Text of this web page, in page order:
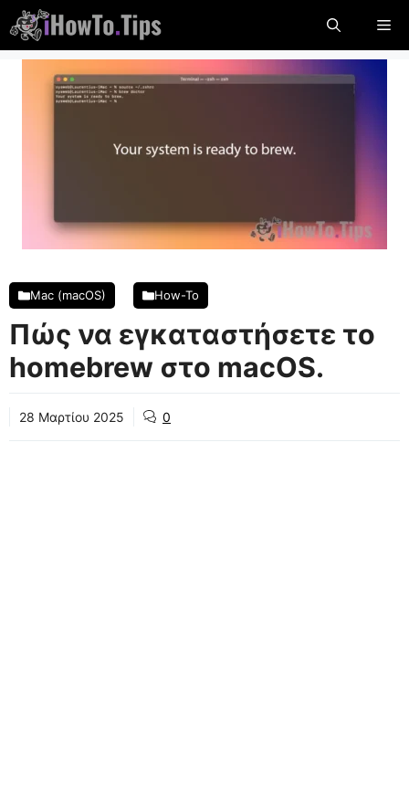
Μετάβαση
στο
περιεχόμενο
Mac (macOS) How-To
Πώς να εγκαταστήσετε το
homebrew στο macOS.
28 Μαρτίου 2025 0